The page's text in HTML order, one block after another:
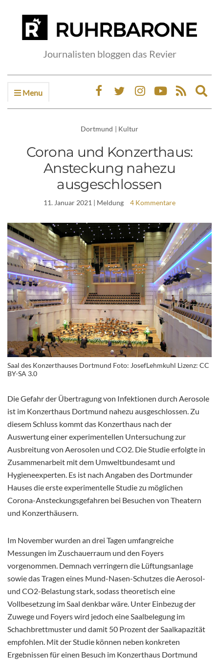
Journalisten bloggen das Revier
Menu
Dortmund | Kultur
Corona und Konzerthaus:
Ansteckung nahezu
ausgeschlossen
11. Januar 2021 | Meldung 4 Kommentare
Saal des Konzerthauses Dortmund Foto: JosefLehmkuhl Lizenz: CC
BY-SA 3.0
Die Gefahr der Übertragung von Infektionen durch Aerosole
ist im Konzerthaus Dortmund nahezu ausgeschlossen. Zu
diesem Schluss kommt das Konzerthaus nach der
Auswertung einerexperimentellen Untersuchung zur
Ausbreitung von Aerosolen und CO2. Die Studie erfolgte in
Zusammenarbeit mit dem Umweltbundesamt und
Hygieneexperten. Es ist nach Angaben des Dortmunder
Hauses die erste experimentelle Studie zu möglichen
Corona-Ansteckungsgefahren bei Besuchen von Theatern
und Konzerthäusern.
Im November wurden an drei Tagen umfangreiche
Messungen im Zuschauerraum und den Foyers
vorgenommen. Demnach verringern die Lüftungsanlage
sowie das Tragen eines Mund-Nasen-Schutzes die Aerosol-
und CO2-Belastung stark, sodass theoretisch eine
Vollbesetzung im Saal denkbar wäre. Unter Einbezug der
Zuwege und Foyers wird jedoch eine Saalbelegung im
Schachbrettmuster und damit 50 Prozent der Saalkapazität
empfohlen. Mit der Studie können neben konkreten
Ergebnissen für einen Besuch im Konzerthaus Dortmund